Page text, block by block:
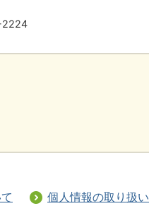
2224
個人情報の取り扱い